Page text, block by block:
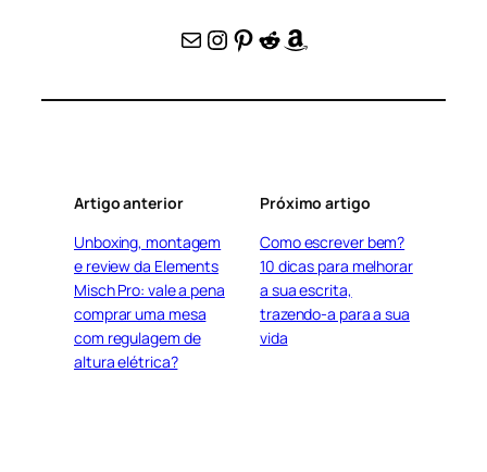
E-mail Instagram Pinterest Reddit Amazon
Artigo anterior
Unboxing, montagem
e review da Elements
Misch Pro: vale a pena
comprar uma mesa
com regulagem de
altura elétrica?
Próximo artigo
Como escrever bem?
10 dicas para melhorar
a sua escrita,
trazendo-a para a sua
vida